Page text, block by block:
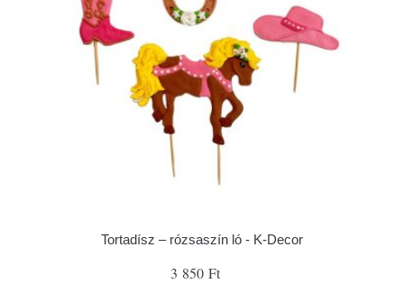
Tortadísz – rózsaszín ló - K-Decor
3 850 Ft